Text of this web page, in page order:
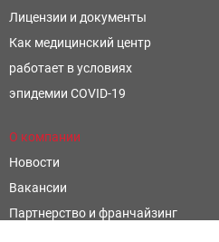
Лицензии и документы
Как медицинский центр
работает в условиях
эпидемии COVID-19
О компании
Новости
Вакансии
Партнерство и франчайзинг